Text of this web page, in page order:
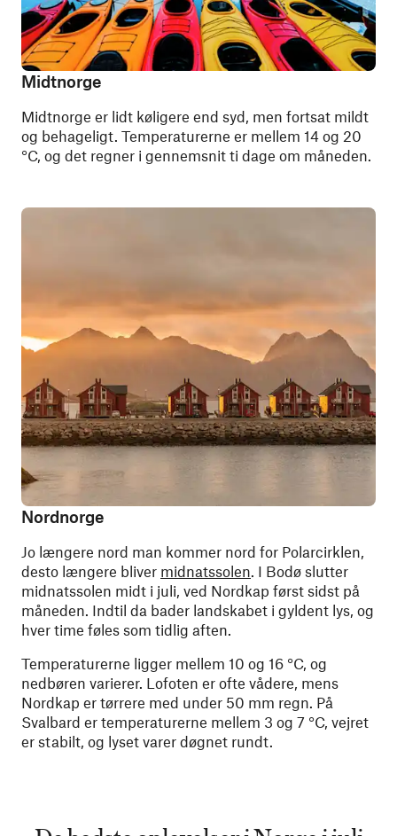
Midtnorge
Midtnorge er lidt køligere end syd, men fortsat mildt
og behageligt. Temperaturerne er mellem 14 og 20
°C, og det regner i gennemsnit ti dage om måneden.
Nordnorge
Jo længere nord man kommer nord for Polarcirklen,
desto længere bliver midnatssolen. I Bodø slutter
midnatssolen midt i juli, ved Nordkap først sidst på
måneden. Indtil da bader landskabet i gyldent lys, og
hver time føles som tidlig aften.
Temperaturerne ligger mellem 10 og 16 °C, og
nedbøren varierer. Lofoten er ofte vådere, mens
Nordkap er tørrere med under 50 mm regn. På
Svalbard er temperaturerne mellem 3 og 7 °C, vejret
er stabilt, og lyset varer døgnet rundt.